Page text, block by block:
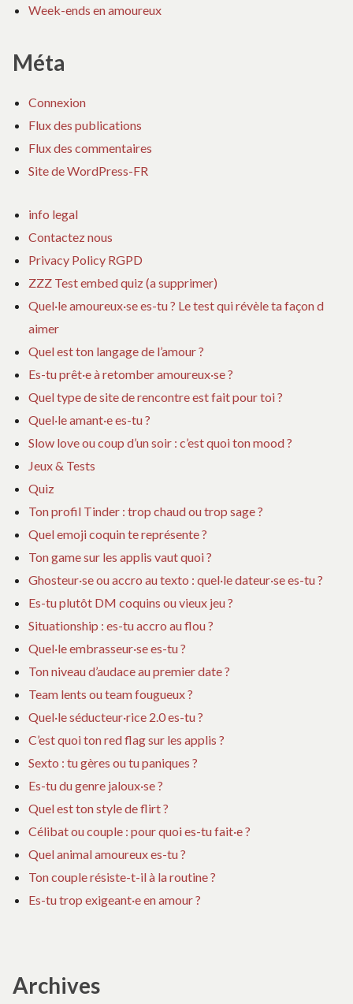
Week-ends en amoureux
Méta
Connexion
Flux des publications
Flux des commentaires
Site de WordPress-FR
info legal
Contactez nous
Privacy Policy RGPD
ZZZ Test embed quiz (a supprimer)
Quel·le amoureux·se es-tu ? Le test qui révèle ta façon d
aimer
Quel est ton langage de l’amour ?
Es-tu prêt·e à retomber amoureux·se ?
Quel type de site de rencontre est fait pour toi ?
Quel·le amant·e es-tu ?
Slow love ou coup d’un soir : c’est quoi ton mood ?
Jeux & Tests
Quiz
Ton profil Tinder : trop chaud ou trop sage ?
Quel emoji coquin te représente ?
Ton game sur les applis vaut quoi ?
Ghosteur·se ou accro au texto : quel·le dateur·se es-tu ?
Es-tu plutôt DM coquins ou vieux jeu ?
Situationship : es-tu accro au flou ?
Quel·le embrasseur·se es-tu ?
Ton niveau d’audace au premier date ?
Team lents ou team fougueux ?
Quel·le séducteur·rice 2.0 es-tu ?
C’est quoi ton red flag sur les applis ?
Sexto : tu gères ou tu paniques ?
Es-tu du genre jaloux·se ?
Quel est ton style de flirt ?
Célibat ou couple : pour quoi es-tu fait·e ?
Quel animal amoureux es-tu ?
Ton couple résiste-t-il à la routine ?
Es-tu trop exigeant·e en amour ?
Archives